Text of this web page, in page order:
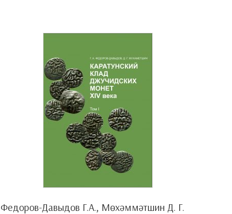
Федоров-Давыдов Г.А., Мөхәммәтшин Д. Г.